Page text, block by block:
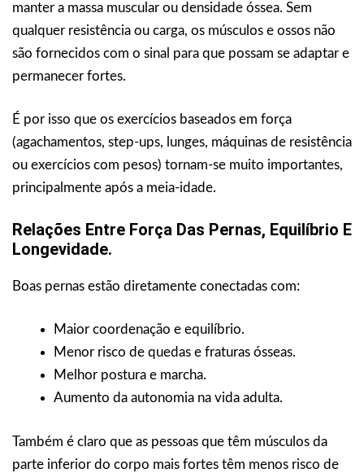
manter a massa muscular ou densidade óssea. Sem
qualquer resistência ou carga, os músculos e ossos não
são fornecidos com o sinal para que possam se adaptar e
permanecer fortes.
É por isso que os exercícios baseados em força
(agachamentos, step-ups, lunges, máquinas de resistência
ou exercícios com pesos) tornam-se muito importantes,
principalmente após a meia-idade.
Relações Entre Força Das Pernas, Equilíbrio E
Longevidade.
Boas pernas estão diretamente conectadas com:
Maior coordenação e equilíbrio.
Menor risco de quedas e fraturas ósseas.
Melhor postura e marcha.
Aumento da autonomia na vida adulta.
Também é claro que as pessoas que têm músculos da
parte inferior do corpo mais fortes têm menos risco de